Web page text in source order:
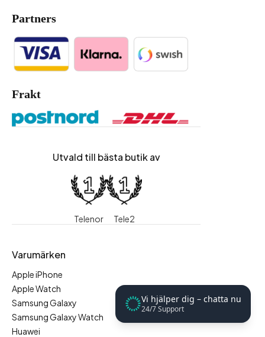
Vi hjälper dig – chatta nu
24/7 Support
Partners
Frakt
Utvald till bästa butik av
Telenor Tele2
Varumärken
Apple iPhone
Apple Watch
Samsung Galaxy
Samsung Galaxy Watch
Huawei